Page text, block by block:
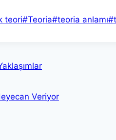
teori#Teoria#teoria anlamı#
Veriyor